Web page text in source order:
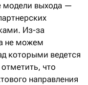
модели выхода —
Из-за
не можем
которыми ведется
что
направления